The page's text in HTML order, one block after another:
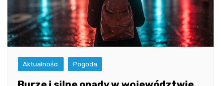
Aktualności Pogoda